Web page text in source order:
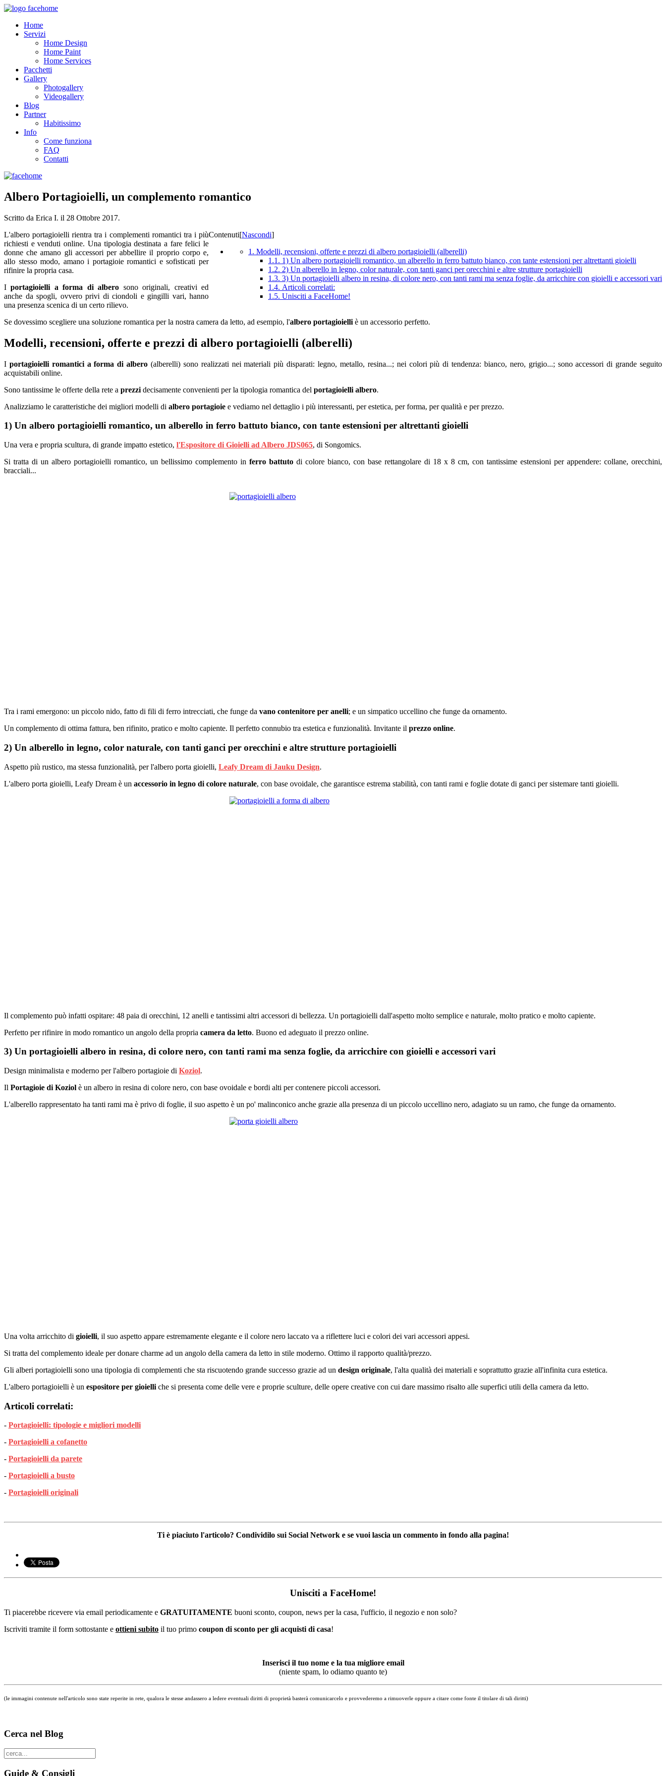
Home
Servizi
Home Design
Home Paint
Home Services
Pacchetti
Gallery
Photogallery
Videogallery
Blog
Partner
Habitissimo
Info
Come funziona
FAQ
Contatti
Albero Portagioielli, un complemento romantico
Scritto da Erica I. il 28 Ottobre 2017.
Contenuti[Nascondi]
1. Modelli, recensioni, offerte e prezzi di albero portagioielli (alberelli)
1.1. 1) Un albero portagioielli romantico, un alberello in ferro battuto bianco, con tante estensioni per altrettanti gioielli
1.2. 2) Un alberello in legno, color naturale, con tanti ganci per orecchini e altre strutture portagioielli
1.3. 3) Un portagioielli albero in resina, di colore nero, con tanti rami ma senza foglie, da arricchire con gioielli e accessori vari
1.4. Articoli correlati:
1.5. Unisciti a FaceHome!
L'albero portagioielli rientra tra i complementi romantici tra i più
richiesti e venduti online. Una tipologia destinata a fare felici le
donne che amano gli accessori per abbellire il proprio corpo e,
allo stesso modo, amano i portagioie romantici e sofisticati per
rifinire la propria casa.
Iportagioielli a forma di albero sono originali, creativi ed
anche da spogli, ovvero privi di ciondoli e gingilli vari, hanno
una presenza scenica di un certo rilievo.
Se dovessimo scegliere una soluzione romantica per la nostra camera da letto, ad esempio, l'albero portagioielli è un accessorio perfetto.
Modelli, recensioni, offerte e prezzi di albero portagioielli (alberelli)
I portagioielli romantici a forma di albero (alberelli) sono realizzati nei materiali più disparati: legno, metallo, resina...; nei colori più di tendenza: bianco, nero, grigio...; sono accessori di grande seguito
acquistabili online.
Sono tantissime le offerte della rete a prezzi decisamente convenienti per la tipologia romantica del portagioielli albero.
Analizziamo le caratteristiche dei migliori modelli di albero portagioie e vediamo nel dettaglio i più interessanti, per estetica, per forma, per qualità e per prezzo.
1) Un albero portagioielli romantico, un alberello in ferro battuto bianco, con tante estensioni per altrettanti gioielli
Una vera e propria scultura, di grande impatto estetico, l'Espositore di Gioielli ad Albero JDS065, di Songomics.
Si tratta di un albero portagioielli romantico, un bellissimo complemento in ferro battuto di colore bianco, con base rettangolare di 18 x 8 cm, con tantissime estensioni per appendere: collane, orecchini,
bracciali...
Tra i rami emergono: un piccolo nido, fatto di fili di ferro intrecciati, che funge da vano contenitore per anelli; e un simpatico uccellino che funge da ornamento.
Un complemento di ottima fattura, ben rifinito, pratico e molto capiente. Il perfetto connubio tra estetica e funzionalità. Invitante il prezzo online.
2) Un alberello in legno, color naturale, con tanti ganci per orecchini e altre strutture portagioielli
Aspetto più rustico, ma stessa funzionalità, per l'albero porta gioielli, Leafy Dream di Jauku Design.
L'albero porta gioielli, Leafy Dream è un accessorio in legno di colore naturale, con base ovoidale, che garantisce estrema stabilità, con tanti rami e foglie dotate di ganci per sistemare tanti gioielli.
Il complemento può infatti ospitare: 48 paia di orecchini, 12 anelli e tantissimi altri accessori di bellezza. Un portagioielli dall'aspetto molto semplice e naturale, molto pratico e molto capiente.
Perfetto per rifinire in modo romantico un angolo della propria camera da letto. Buono ed adeguato il prezzo online.
3) Un portagioielli albero in resina, di colore nero, con tanti rami ma senza foglie, da arricchire con gioielli e accessori vari
Design minimalista e moderno per l'albero portagioie di Koziol.
Il Portagioie di Koziol è un albero in resina di colore nero, con base ovoidale e bordi alti per contenere piccoli accessori.
L'alberello rappresentato ha tanti rami ma è privo di foglie, il suo aspetto è un po' malinconico anche grazie alla presenza di un piccolo uccellino nero, adagiato su un ramo, che funge da ornamento.
Una volta arricchito di gioielli, il suo aspetto appare estremamente elegante e il colore nero laccato va a riflettere luci e colori dei vari accessori appesi.
Si tratta del complemento ideale per donare charme ad un angolo della camera da letto in stile moderno. Ottimo il rapporto qualità/prezzo.
Gli alberi portagioielli sono una tipologia di complementi che sta riscuotendo grande successo grazie ad un design originale, l'alta qualità dei materiali e soprattutto grazie all'infinita cura estetica.
L'albero portagioielli è un espositore per gioielli che si presenta come delle vere e proprie sculture, delle opere creative con cui dare massimo risalto alle superfici utili della camera da letto.
Articoli correlati:
- Portagioielli: tipologie e migliori modelli
- Portagioielli a cofanetto
- Portagioielli da parete
- Portagioielli a busto
- Portagioielli originali
Ti è piaciuto l'articolo? Condividilo sui Social Network e se vuoi lascia un commento in fondo alla pagina!
Unisciti a FaceHome!
Ti piacerebbe ricevere via email periodicamente e GRATUITAMENTE buoni sconto, coupon, news per la casa, l'ufficio, il negozio e non solo?
Iscriviti tramite il form sottostante e ottieni subito il tuo primo coupon di sconto per gli acquisti di casa!
Inserisci il tuo nome e la tua migliore email
(niente spam, lo odiamo quanto te)
(le immagini contenute nell'articolo sono state reperite in rete, qualora le stesse andassero a ledere eventuali diritti di proprietà basterà comunicarcelo e provvederemo a rimuoverle oppure a citare come fonte il titolare di tali diritti)
Cerca nel Blog
Guide & Consigli